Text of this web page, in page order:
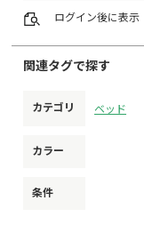
ログイン後に表示
関連タグで探す
カテゴリ ベッド
カラー
条件